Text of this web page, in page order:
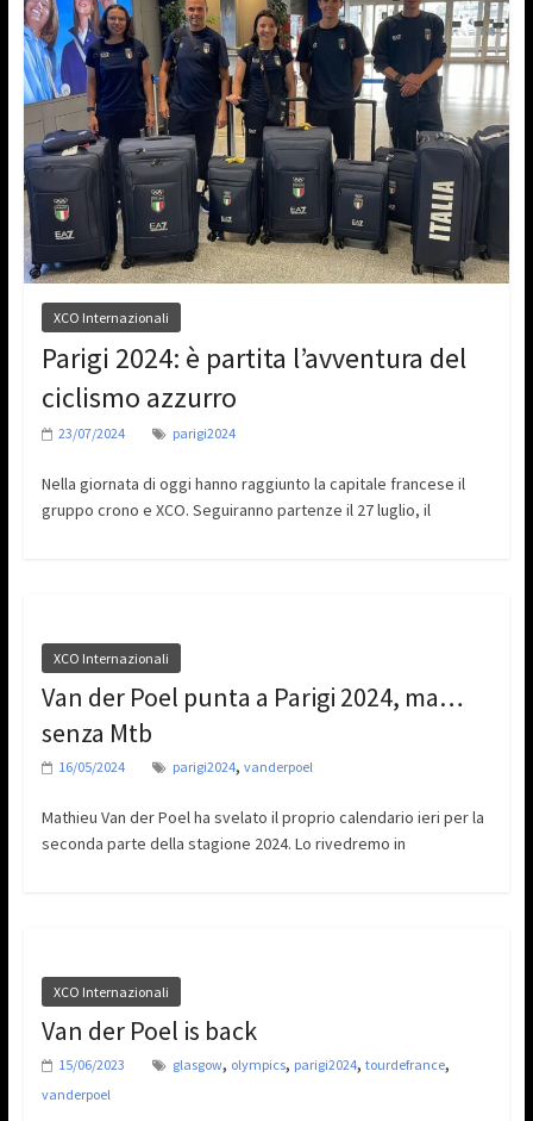
XCO Internazionali
Parigi 2024: è partita l’avventura del
ciclismo azzurro
23/07/2024 parigi2024
Nella giornata di oggi hanno raggiunto la capitale francese il
gruppo crono e XCO. Seguiranno partenze il 27 luglio, il
XCO Internazionali
Van der Poel punta a Parigi 2024, ma…
senza Mtb
16/05/2024 parigi2024, vanderpoel
Mathieu Van der Poel ha svelato il proprio calendario ieri per la
seconda parte della stagione 2024. Lo rivedremo in
XCO Internazionali
Van der Poel is back
15/06/2023 glasgow, olympics, parigi2024, tourdefrance,
vanderpoel